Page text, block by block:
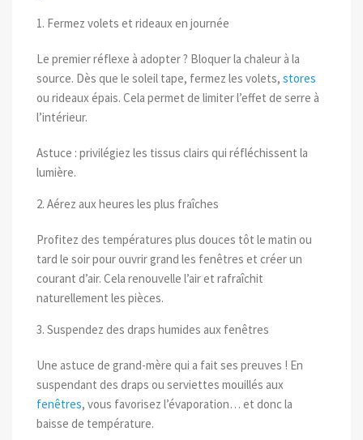
1. Fermez volets et rideaux en journée
Le premier réflexe à adopter ? Bloquer la chaleur à la
source. Dès que le soleil tape, fermez les volets, stores
ou rideaux épais. Cela permet de limiter l’effet de serre à
l’intérieur.
Astuce : privilégiez les tissus clairs qui réfléchissent la
lumière.
2. Aérez aux heures les plus fraîches
Profitez des températures plus douces tôt le matin ou
tard le soir pour ouvrir grand les fenêtres et créer un
courant d’air. Cela renouvelle l’air et rafraîchit
naturellement les pièces.
3. Suspendez des draps humides aux fenêtres
Une astuce de grand-mère qui a fait ses preuves ! En
suspendant des draps ou serviettes mouillés aux
fenêtres, vous favorisez l’évaporation… et donc la
baisse de température.